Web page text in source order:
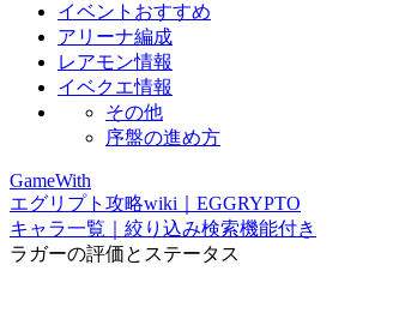
イベントおすすめ
アリーナ編成
レアモン情報
イベクエ情報
その他
序盤の進め方
GameWith
エグリプト攻略wiki｜EGGRYPTO
キャラ一覧｜絞り込み検索機能付き
ラガーの評価とステータス